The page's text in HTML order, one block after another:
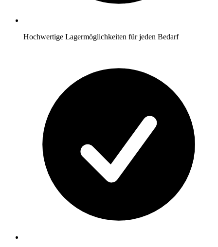
Hochwertige Lagermöglichkeiten für jeden Bedarf